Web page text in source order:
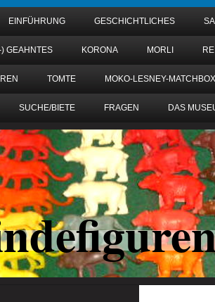
EINFÜHRUNG GESCHICHTLICHES
GEAHNTES KORONA MORLI
TOMTE MOKO-LESNEY-MATCHBOX
SUCHE/BIETE FRAGEN DAS